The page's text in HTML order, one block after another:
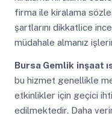
firma ile kiralama
şartlarını dikkatlice
müdahale almanız
Bursa Gemlik inşaat
bu hizmet genellikle
etkinlikler için geçici
edilmektedir. Daha